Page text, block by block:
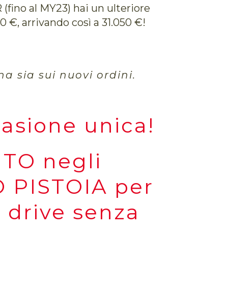
al MY23) hai un ulteriore
€, arrivando così a 31.050 €!
sia sui nuovi ordini.
unica!
negli
PISTOIA per
senza